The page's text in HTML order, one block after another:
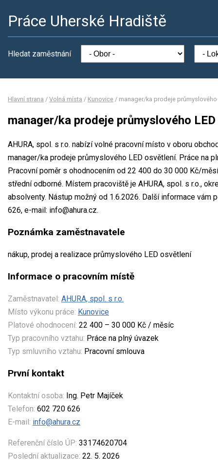
Práce Uherské Hradiště
Hledat zaměstnání
Hlavní strana / Volná místa / Kunovice / manager/ka prodeje průmyslového
manager/ka prodeje průmyslového
AHURA, spol. s r.o. nabízí volné pracovní místo v oboru
manager/ka prodeje průmyslového LED osvětlení. Práce na
Pracovní poměr s ohodnocením od 22 400 do 30 000 Kč/
střední odborné. Místem pracoviště je AHURA, spol. s r.o.,
absolventy. Nástup možný od 1.6.2026. Další informace vám
626, e-mail: info@ahura.cz.
Poznámka zaměstnavatele
nákup, prodej a realizace průmyslového LED osvětlení
Informace o pracovním místě
Zaměstnavatel: AHURA, spol. s r.o.
Místo výkonu práce: Kunovice
Platové ohodnocení: 22 400 – 30 000 Kč / měsíc
Typ pracovního vztahu: Práce na plný úvazek
Typ smluvního vztahu: Pracovní smlouva
První kontakt
Kontaktní osoba: Ing. Petr Majíček
Telefon: 602 720 626
E-mail: info@ahura.cz
Referenční číslo ÚP: 33174620704
Poslední aktualizace: 22. 5. 2026